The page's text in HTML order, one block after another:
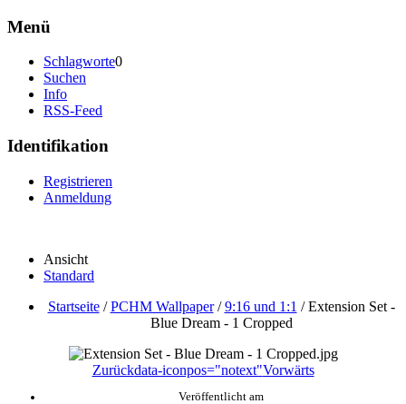
Menü
Schlagworte0
Suchen
Info
RSS-Feed
Identifikation
Registrieren
Anmeldung
Ansicht
Standard
Startseite/PCHM Wallpaper/9:16 und 1:1 /Extension Set -
Blue Dream - 1 Cropped
Zurückdata-iconpos="notext"Vorwärts
Veröffentlicht am